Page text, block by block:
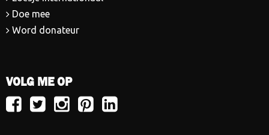
Doe mee
Word donateur
VOLG ME OP
VolgVolgVolgVolgVolg